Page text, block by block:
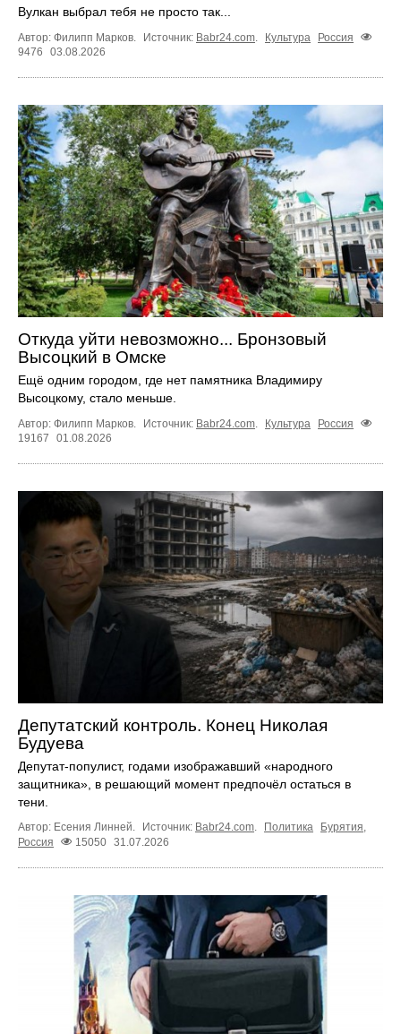
Вулкан выбрал тебя не просто так...
Автор: Филипп Марков. Источник: Babr24.com. Культура
Россия
9476
03.08.2026
Откуда уйти невозможно... Бронзовый
Высоцкий в Омске
Ещё одним городом, где нет памятника Владимиру
Высоцкому, стало меньше.
Автор: Филипп Марков. Источник: Babr24.com. Культура
Россия
19167
01.08.2026
Депутатский контроль. Конец Николая
Будуева
Депутат-популист, годами изображавший «народного
защитника», в решающий момент предпочёл остаться в
тени.
Автор: Есения Линней. Источник: Babr24.com Политика Бурятия
Россия
15050 31.07.2026